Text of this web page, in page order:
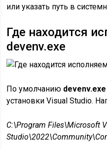
или указать путь в
Где находится
devenv.exe
По умолчанию devenv.exe
установки Visual Studio.
C:\Program Files\Microsoft